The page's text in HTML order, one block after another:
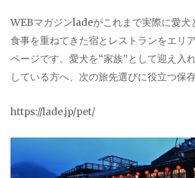
WEBマガジンladeがこれまで実際に愛犬
食事を重ねてきた宿とレストランをエリ
ページです。愛犬を“家族”として迎え入
している方へ、次の旅先選びに役立つ保
https://lade.jp/pet/